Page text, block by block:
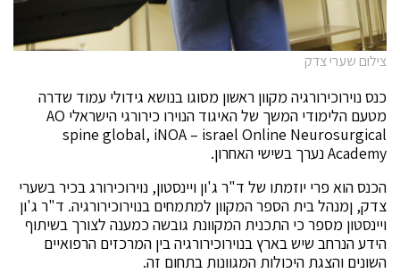
צילום שערי צדק
כנס נוירוכירורגיה מקוון ראשון מסוגו בנושא גידולי עמוד שדרה
מטעם הלימודי המשך של האיגוד הנוירו כירורגי הישראלי AO
spine global, iNOA – israel Online Neurosurgical
Academy נערך בשישי האחרון.
הכנס הוא פרי יוזמתו של ד"ר ג'ון ויינסטון, נוירוכירורג בכיר בשערי
צדק, ןמנהל בית הספר המקוון למתמחים בנוירוכירורגיה. ד"ר ג'ון
ויינסטון מספר כי התכנית המקוונת גובשה כמענה לצורך בשיתוף
הידע הנרחב שיש בארץ בנוירוכירורגיה בין המרכזים הרפואיים
השונים והצגת היכולות המגוונות בתחום זה.